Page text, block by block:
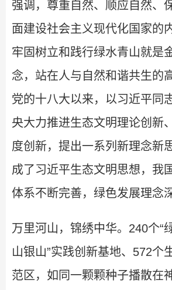
强调，尊重自然、顺应自然、
面建设社会主义现代化国家的
牢固树立和践行绿水青山就是
念，站在人与自然和谐共生的
党的十八大以来，以习近平同
央大力推进生态文明理论创新
度创新，提出一系列新理念新
成了习近平生态文明思想，我
体系不断完善，绿色发展理念
万里河山，锦绣中华。240个“
山银山”实践创新基地、572个
范区，如同一颗颗种子播散在